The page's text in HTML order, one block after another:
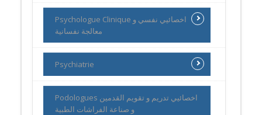
Psychologue Clinique اخصائيي نفسي و
معالجة نفسانية
Psychiatrie
Podologues اخصائيي تدريم و تقويم القدمين
و صناعة الفراشات الطبية